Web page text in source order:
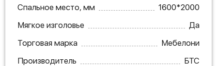
Спальное место, мм
1600*2000
Мягкое изголовье
Да
Торговая марка
Мебелони
Производитель
БТС